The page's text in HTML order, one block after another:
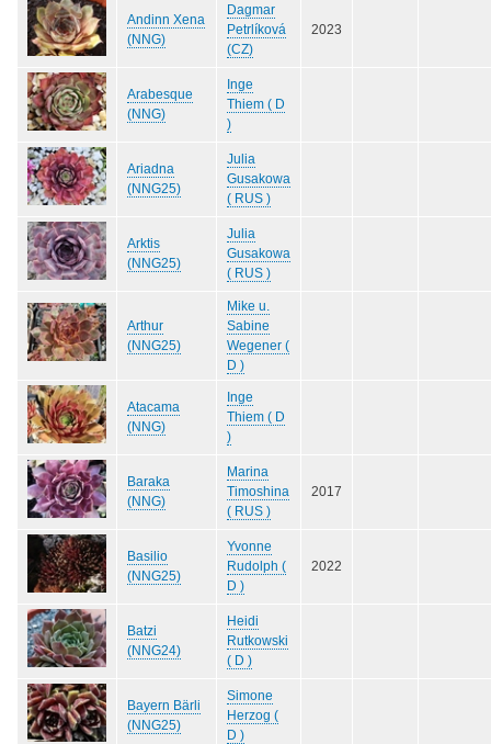
Andinn Xena
(NNG)
Dagmar
Petrlíková
(CZ)
2023
Arabesque
(NNG)
Inge
Thiem ( D
)
Ariadna
(NNG25)
Julia
Gusakowa
( RUS )
Arktis
(NNG25)
Julia
Gusakowa
( RUS )
Arthur
(NNG25)
Mike u.
Sabine
Wegener (
D )
Atacama
(NNG)
Inge
Thiem ( D
)
Baraka
(NNG)
Marina
Timoshina
( RUS )
2017
Basilio
(NNG25)
Yvonne
Rudolph (
D )
2022
Batzi
(NNG24)
Heidi
Rutkowski
( D )
Bayern Bärli
(NNG25)
Simone
Herzog (
D )